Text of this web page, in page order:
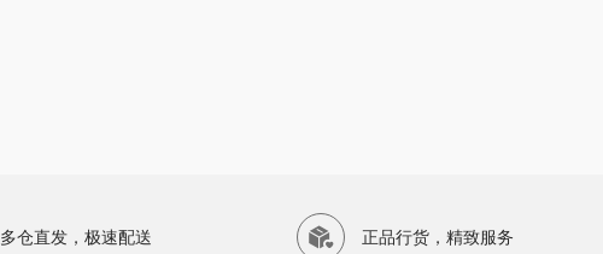
多仓直发，极速配送 正品行货，精致服务